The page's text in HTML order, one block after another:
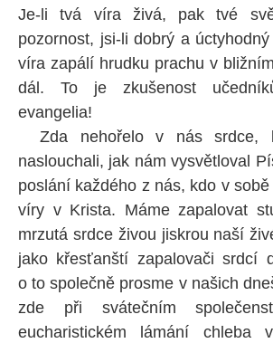
Je-li tvá víra živá, pak tvé
pozornost, jsi-li dobrý a
víra zapálí hrudku prachu v
dál. To je zkušenost
evangelia!
Zda nehořelo v nás srdce,
naslouchali, jak nám vysvětloval
poslání každého z nás, kdo v
víry v Krista. Máme zapalovat
mrzutá srdce živou jiskrou naší
jako křesťanští zapalovači srdcí
o to společně prosme v našich
zde při svátečním
eucharistickém lámání chleba